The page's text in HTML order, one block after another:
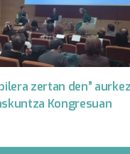
zertan den”
Kongresuan